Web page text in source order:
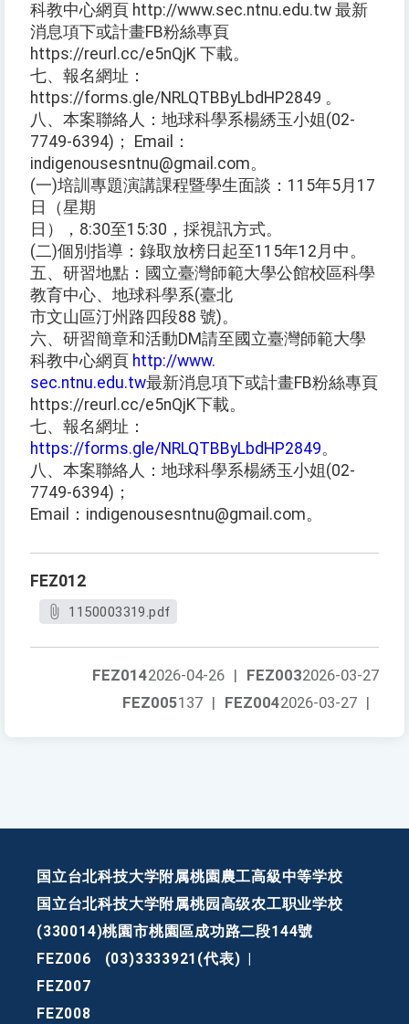
科教中心網頁 http://www.sec.ntnu.edu.tw 最新
消息項下或計畫FB粉絲專頁
https://reurl.cc/e5nQjK 下載。
七、報名網址：
https://forms.gle/NRLQTBByLbdHP2849 。
八、本案聯絡人：地球科學系楊綉玉小姐(02-
7749-6394)； Email：
indigenousesntnu@gmail.com。
(一)培訓專題演講課程暨學生面談：115年5月17
日（星期
日），8:30至15:30，採視訊方式。
(二)個別指導：錄取放榜日起至115年12月中。
五、研習地點：國立臺灣師範大學公館校區科學
教育中心、地球科學系(臺北
市文山區汀州路四段88 號)。
六、研習簡章和活動DM請至國立臺灣師範大學
科教中心網頁 http://www.
sec.ntnu.edu.tw最新消息項下或計畫FB粉絲專頁
https://reurl.cc/e5nQjK下載。
七、報名網址：
https://forms.gle/NRLQTBByLbdHP2849。
八、本案聯絡人：地球科學系楊綉玉小姐(02-
7749-6394)；
Email：indigenousesntnu@gmail.com。
FEZ012
1150003319.pdf
FEZ0032026-03-27
FEZ0142026-04-26 |
FEZ0042026-03-27 |
FEZ005137 |
国立台北科技大学附属桃園農工高級中等学校
国立台北科技大学附属桃园高级农工职业学校
(330014)桃園市桃園區成功路二段144號
FEZ006
(03)3333921(代表)
FEZ007
FEZ008